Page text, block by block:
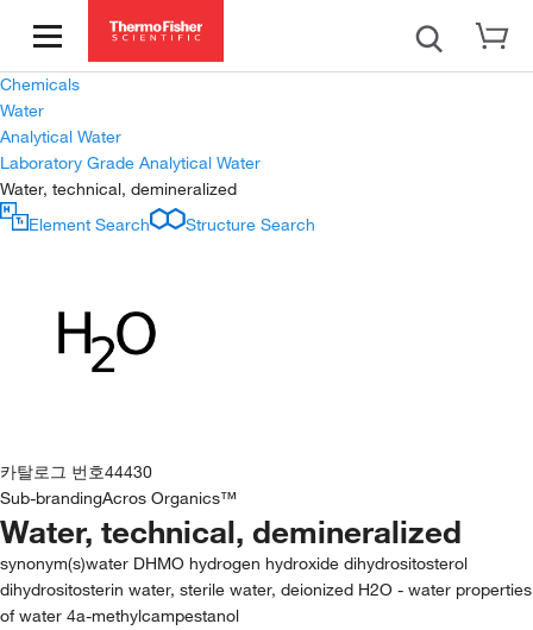
Chemicals
Water
Analytical Water
Laboratory Grade Analytical Water
Water, technical, demineralized
Element Search
Structure Search
카탈로그 번호44430
Sub-brandingAcros Organics™
Water, technical, demineralized
synonym(s)water DHMO hydrogen hydroxide dihydrositosterol
dihydrositosterin water, sterile water, deionized H2O - water properties
of water 4a-methylcampestanol